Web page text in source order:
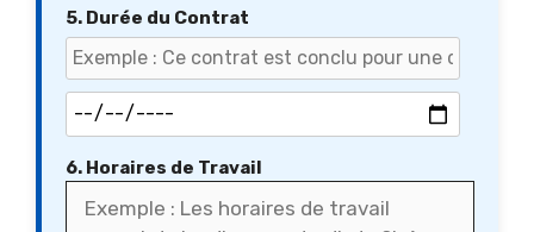
5. Durée du Contrat
6. Horaires de Travail